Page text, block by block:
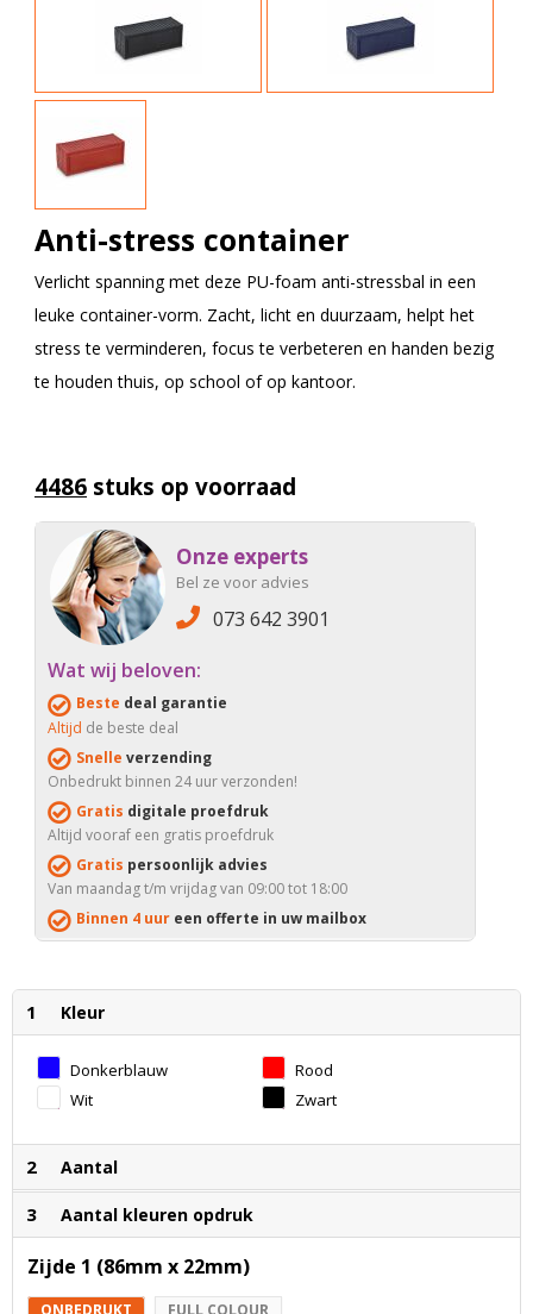
Anti-stress container
Verlicht spanning met deze PU-foam anti-stressbal in een
leuke container-vorm. Zacht, licht en duurzaam, helpt het
stress te verminderen, focus te verbeteren en handen bezig
te houden thuis, op school of op kantoor.
4486 stuks op voorraad
Onze experts
Bel ze voor advies
073 642 3901
Wat wij beloven:
Beste deal garantie
Altijd de beste deal
Snelle verzending
Onbedrukt binnen 24 uur verzonden!
Gratis digitale proefdruk
Altijd vooraf een gratis proefdruk
Gratis persoonlijk advies
Van maandag t/m vrijdag van 09:00 tot 18:00
Binnen 4 uur een offerte in uw mailbox
1 Kleur
Donkerblauw
Rood
Wit
Zwart
2 Aantal
3 Aantal kleuren opdruk
Zijde 1 (86mm x 22mm)